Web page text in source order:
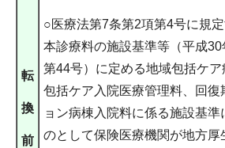
転
換
前
○医療法第7条第2項第4号に規
本診療料の施設基準等（平成
第44号）に定める地域包括ケ
包括ケア入院医療管理料、回復
ョン病棟入院料に係る施設基準
のとして保険医療機関が地方厚